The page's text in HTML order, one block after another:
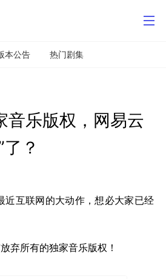
本公告 热门剧集
音乐版权，网易云
？
近互联网的大动作，想必大家已经
弃所有的独家音乐版权！